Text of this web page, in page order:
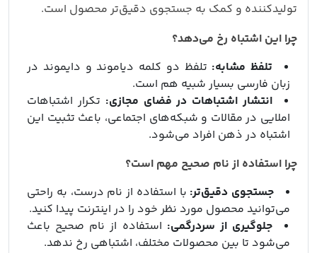
تولیدکننده و کمک به جستجوی دقیق‌تر محصول است.
چرا این اشتباه رخ می‌دهد؟
تلفظ مشابه: تلفظ دو کلمه دیاموند و دایموند در
زبان فارسی بسیار شبیه هم است.
انتشار اشتباهات در فضای مجازی: تکرار اشتباهات
املایی در مقالات و شبکه‌های اجتماعی، باعث تثبیت این
اشتباه در ذهن افراد می‌شود.
چرا استفاده از نام صحیح مهم است؟
جستجوی دقیق‌تر: با استفاده از نام درست، به راحتی
می‌توانید محصول مورد نظر خود را در اینترنت پیدا کنید.
جلوگیری از سردرگمی: استفاده از نام صحیح باعث
می‌شود تا بین محصولات مختلف، اشتباهی رخ ندهد.